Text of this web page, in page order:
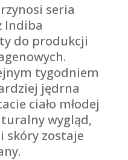
seria
Indiba
do produkcji
tygodniem
jędrna
ciało młodej
wygląd,
skóry zostaje